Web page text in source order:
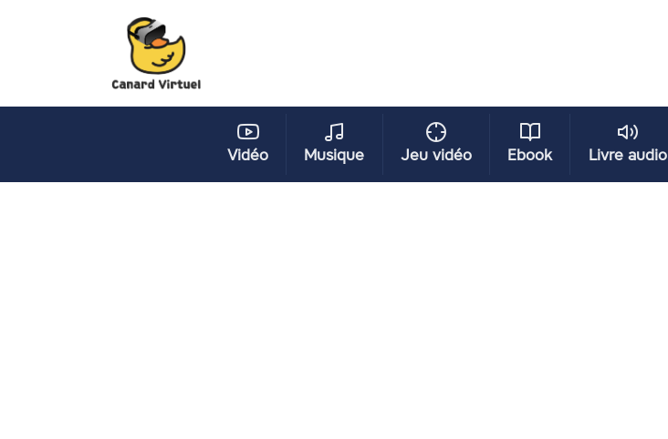
Vidéo Musique Jeu vidéo Ebook Livre audio